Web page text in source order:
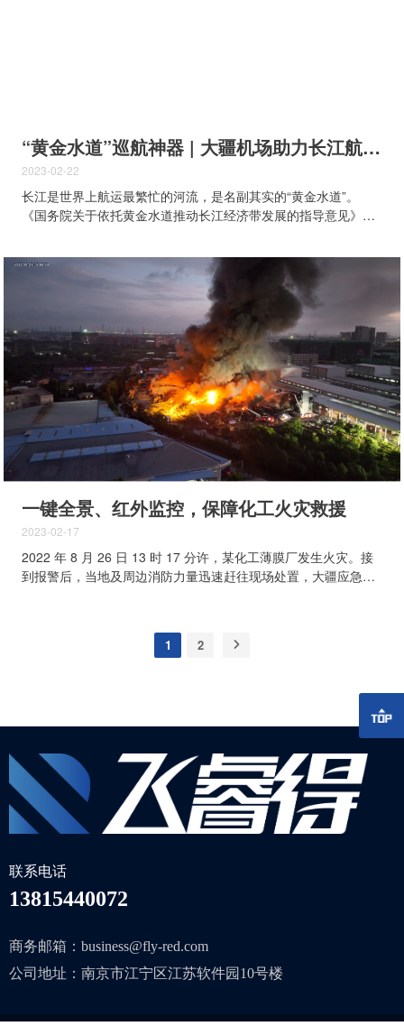
“黄金水道”巡航神器 | 大疆机场助力长江航运安全
2023-02-22
长江是世界上航运最繁忙的河流，是名副其实的“黄金水道”。
《国务院关于依托黄金水道推动长江经济带发展的指导意见》明
事局最大的分支机构，其管辖的长江南京干线全长 98 公里，年
进出港船舶达 24.65 万艘次，辖区通航环境复杂，安全监管难度
大。 长江流域船舶众多，通航环境复杂 巡航是海事部门保障水
上安全的重要方式。传统船艇巡航方式，最少需要两名执法人
员、两名船员组成一个班组，驾驶巡逻艇以固定航路进行巡航，
占用人力资源多，巡逻艇反应速度慢，使用成本较高。常规飞手
的无人机巡航是近年来新兴的巡航工作方式，但对飞手技术水平
要求高，操作门槛较高。 因此，减少对人员依托，引进无人
化、智能化、系统化的巡航技术对管辖水域进行有效监视和控制
尤为重要。 传统监管、飞手模式和机场模式巡航对比 为保障长
江航运安全，有力补充现有巡航手段，南京海事局选择大疆机场
进行无人机场沿江网格化部署应...
一键全景、红外监控，保障化工火灾救援
2023-02-17
2022 年 8 月 26 日 13 时 17 分许，某化工薄膜厂发生火灾。接
到报警后，当地及周边消防力量迅速赶往现场处置，大疆应急联
经初步了解，起火建筑为钢结构厂房，主要燃烧物是聚丙烯，
具有易燃不易灭的化学特性。在沟通保障需求后，联盟成员迅速
摄。通过大疆司空 2 平台将采集的信息进行汇总呈现，助力救援
火灾现场，持续燃烧导致的高温令大跨度钢结构厂房存在随时垮
火点，使用 Mavic 3T 的热成像相机，通过点测温、区域测温、
温度警报等功能来设置测温区间，高效剔除烟雾干扰以进行火点
定位，快速辨别火势走向，使得指挥部在确保一线救援人员安全
的前提下，也能进一步掌握火势信息。 红外热成像画面 红外热
1 2
联系电话
13815440072
商务邮箱：business@fly-red.com
公司地址：南京市江宁区江苏软件园10号楼